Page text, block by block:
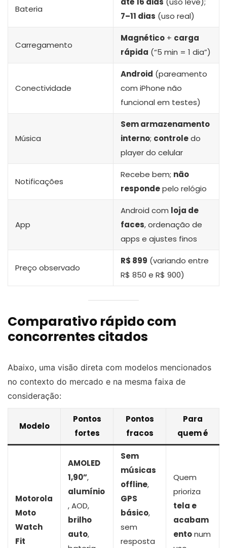
Bateria
7–11 dias (uso real)
Carregamento
Magnético + carga
rápida (“5 min = 1 dia”)
Conectividade
Android (pareamento
com iPhone não
funcional em testes)
Música
Sem armazenamento
interno; controledo
player do celular
Notificações
Recebe bem; não
respondepelo relógio
App
Android com loja de
faces, ordenação de
apps e ajustes finos
Preço observado
R$ 899 (variando entre
R$ 850 e R$ 900)
Comparativo rápido com
concorrentes citados
Abaixo, uma visão direta com modelos mencionados
no contexto do mercado e na mesma faixa de
consideração:
Modelo
Pontos
fortes
Pontos
fracos
Para
quem é
Motorola
Moto
Watch
Fit
AMOLED
1,90”,
alumínio
, AOD,
brilho
auto,
Sem
músicas
offline,
GPS
básico,
sem
resposta
Quem
prioriza
tela e
acabam
entonum